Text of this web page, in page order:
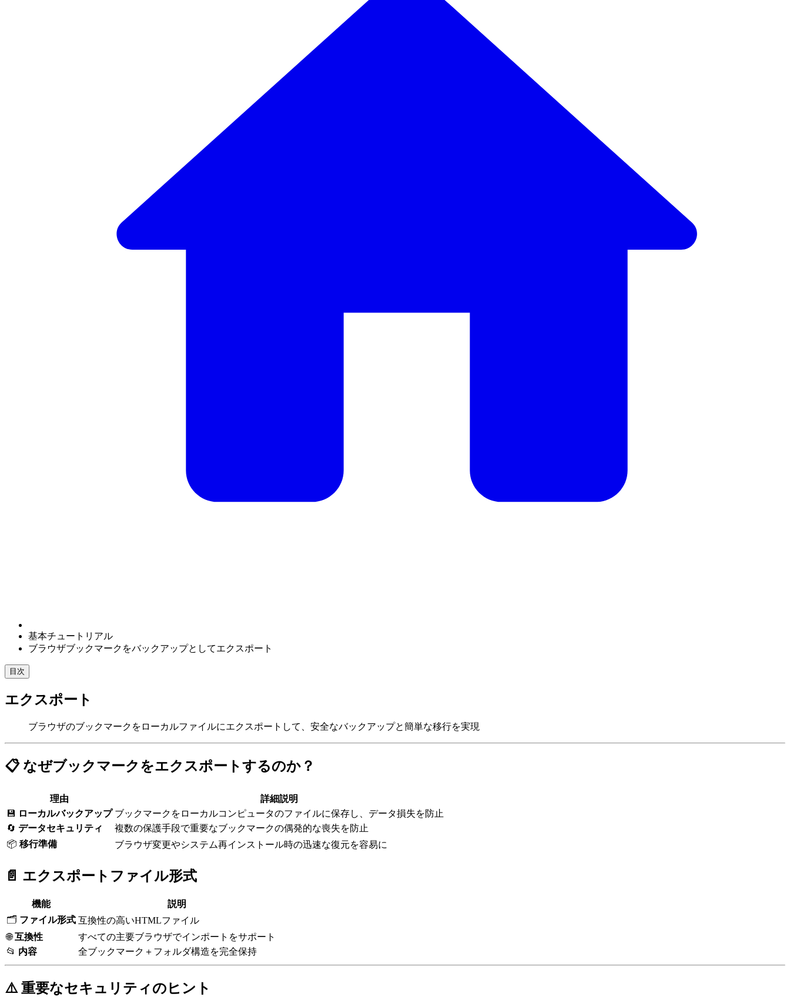
基本チュートリアル
ブラウザブックマークをバックアップとしてエクスポート
目次
エクスポート
ブラウザのブックマークをローカルファイルにエクスポートして、安全なバックアップと簡単な移行を実現
📋 なぜブックマークをエクスポートするのか？
理由
詳細説明
💾 ローカルバックアップ ブックマークをローカルコンピュータのファイルに保存し、データ損失を防止
🔄 データセキュリティ
複数の保護手段で重要なブックマークの偶発的な喪失を防止
📦 移行準備 ブラウザ変更やシステム再インストール時の迅速な復元を容易に
📄 エクスポートファイル形式
機能
説明
🗂️ ファイル形式 互換性の高いHTMLファイル
🌐互換性
すべての主要ブラウザでインポートをサポート
📂 内容 全ブックマーク＋フォルダ構造を完全保持
⚠️ 重要なセキュリティのヒント